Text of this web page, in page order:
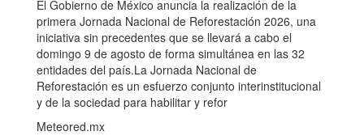
El Gobierno de México anuncia la realización de la
primera Jornada Nacional de Reforestación 2026, una
iniciativa sin precedentes que se llevará a cabo el
domingo 9 de agosto de forma simultánea en las 32
entidades del país.La Jornada Nacional de
Reforestación es un esfuerzo conjunto interinstitucional
y de la sociedad para habilitar y refor
Meteored.mx